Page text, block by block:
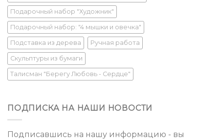
Подарочный набор "Художник"
Подарочный набор: "4 мышки и овечка"
Подставка из дерева Ручная работа
Скульптуры из бумаги
Талисман "Берегу Любовь - Сердце"
ПОДПИСКА НА НАШИ НОВОСТИ
Подписавшись на нашу информацию - вы